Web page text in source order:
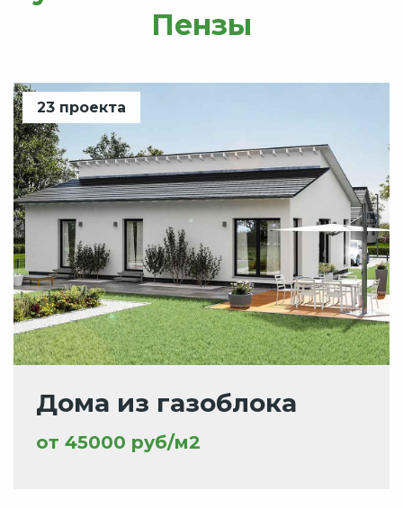
Пензы
Дома из газоблока
23 проекта
от 45000 руб/м2